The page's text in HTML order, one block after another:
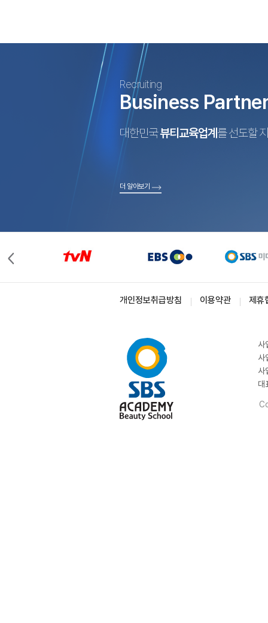
Recruiting
Business
대한민국뷰티교육업계 를 선도할
더 알아보기
개인정보취급방침 이용약관 제휴
사
사
사
대